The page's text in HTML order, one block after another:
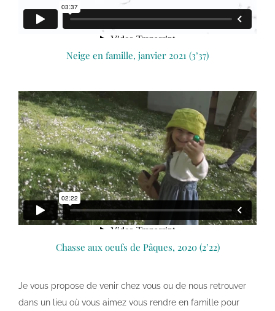
Neige en famille, janvier 2021 (3’37)
Chasse aux oeufs de Pâques, 2020 (2’22)
Je vous propose de venir chez vous ou de nous retrouver
dans un lieu où vous aimez vous rendre en famille pour